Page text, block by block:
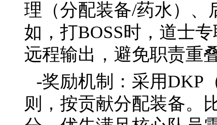
理（分配装备/药水）、
如，打BOSS时，道士
远程输出，避免职责重
-奖励机制：采用DKP
则，按贡献分配装备。